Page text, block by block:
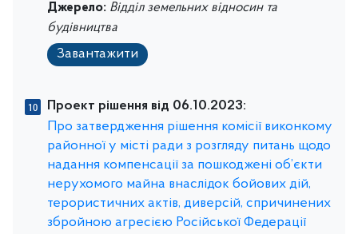
Джерело: Відділ земельних відносин та
будівництва
Завантажити
Проект рішення від 06.10.2023:
Про затвердження рішення комісії виконкому
районної у місті ради з розгляду питань щодо
надання компенсації за пошкоджені об’єкти
нерухомого майна внаслідок бойових дій,
терористичних актів, диверсій, спричинених
збройною агресією Російської Федерації